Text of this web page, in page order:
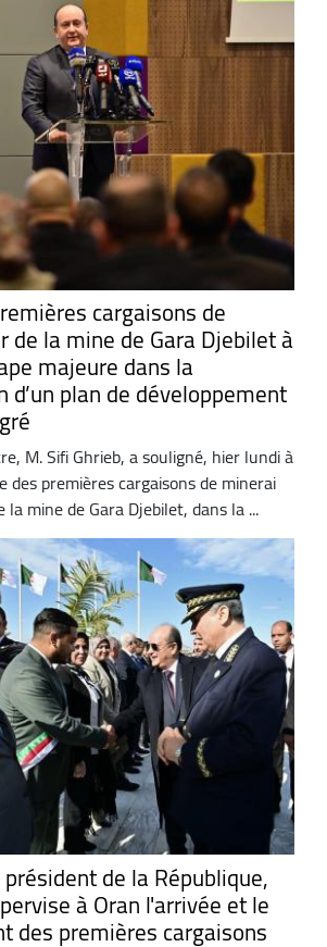
cargaisons de
de la mine de Gara Djebilet à
majeure dans la
d’un plan de développement
M. Sifi Ghrieb, a souligné, hier lundi à
des premières cargaisons de minerai
mine de Gara Djebilet, dans la ...
de la République,
à Oran l'arrivée et le
des premières cargaisons